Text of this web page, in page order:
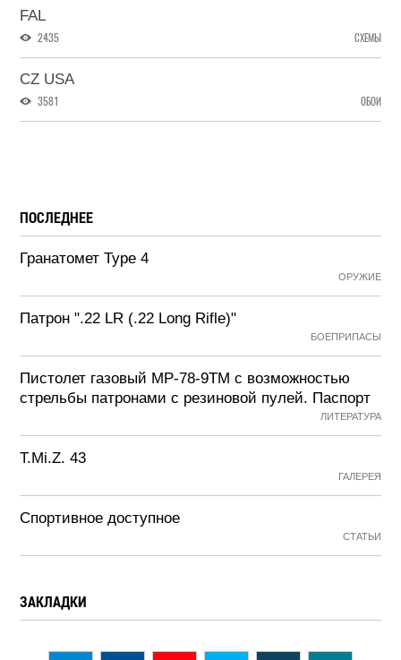
FAL
2435 СХЕМЫ
CZ USA
3581 ОБОИ
ПОСЛЕДНЕЕ
Гранатомет Type 4
ОРУЖИЕ
Патрон ".22 LR (.22 Long Rifle)"
БОЕПРИПАСЫ
Пистолет газовый МР-78-9ТМ с возможностью
стрельбы патронами с резиновой пулей. Паспорт
ЛИТЕРАТУРА
T.Mi.Z. 43
ГАЛЕРЕЯ
Спортивное доступное
СТАТЬИ
ЗАКЛАДКИ